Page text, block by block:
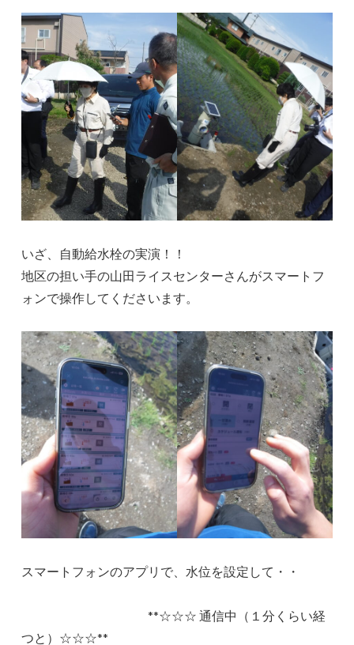
いざ、自動給水栓の実演！！
地区の担い手の山田ライスセンターさんがスマートフ
ォンで操作してくださいます。
スマートフォンのアプリで、水位を設定して・・
**☆☆☆ 通信中（１分くらい経
つと）☆☆☆**